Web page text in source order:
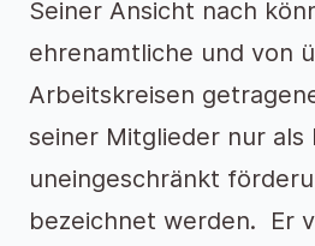
Seiner Ansicht nach
ehrenamtliche und von
Arbeitskreisen
seiner Mitglieder nur als
uneingeschränkt
bezeichnet werden. Er